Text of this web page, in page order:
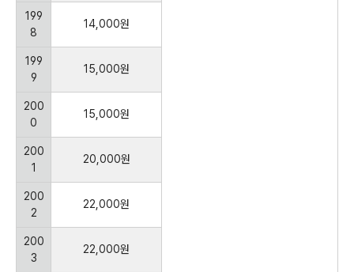
199
8
14,000원
199
9
15,000원
200
0
15,000원
200
1
20,000원
200
2
22,000원
200
3
22,000원